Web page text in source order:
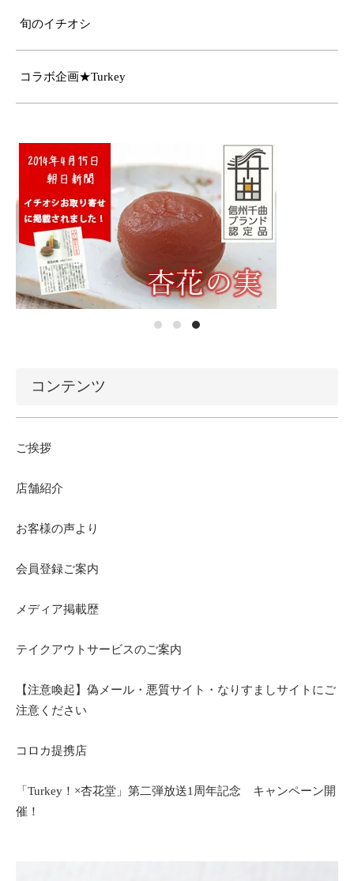
旬のイチオシ
コラボ企画★Turkey
コンテンツ
ご挨拶
店舗紹介
お客様の声より
会員登録ご案内
メディア掲載歴
テイクアウトサービスのご案内
【注意喚起】偽メール・悪質サイト・なりすましサイトにご
注意ください
コロカ提携店
「Turkey！×杏花堂」第二弾放送1周年記念 キャンペーン開
催！